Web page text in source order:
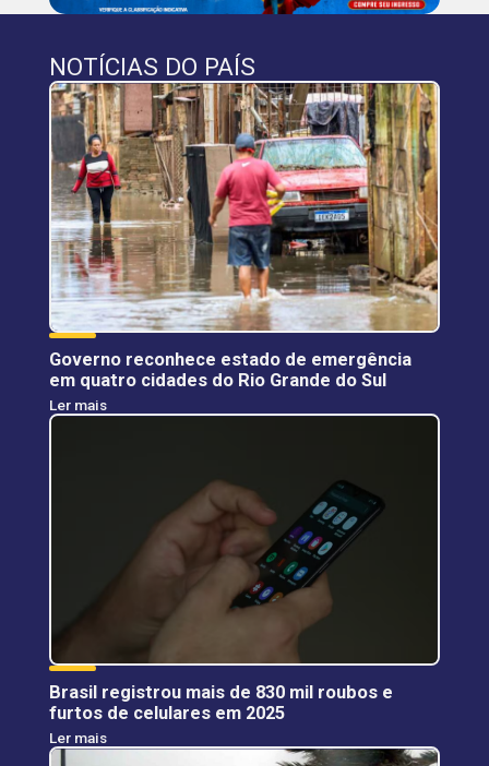
NOTÍCIAS DO PAÍS
Governo reconhece estado de emergência
em quatro cidades do Rio Grande do Sul
Ler mais
Brasil registrou mais de 830 mil roubos e
furtos de celulares em 2025
Ler mais